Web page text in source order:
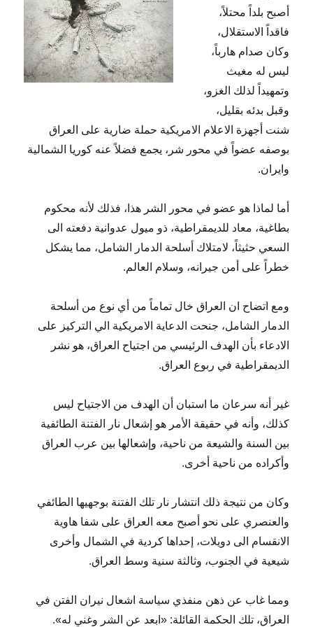
أصبح بلداً محتلاً،
فاقداً الاستقلال،
وكان صدام هارباً،
ليس له مغيث
وتمهيداً لذلك الغزو،
وقبل بدئه بقليل،
شنت أجهزة الاعلام الامريكية حملة ضارية على العراق
بوصفه عضواً في محور شر، يجمع فضلاً عنه كوريا الشمالية
وايران.
أما لماذا هو عضو في محور الشر هذا، فذلك لأنه محكوم
بطاغية، معاد للديمقراطية، ذو ميول عدوانية دفعته الى
السعي حثيثاً، لامتلاك أسلحة الدمار الشامل، مما يشكل
خطراً على أمن جيرانه، وسلام العالم.
ومع اتضاح ان العراق خال تماماً من أي نوع من أسلحة
الدمار الشامل، جنحت الدعاية الامريكية الي التركيز على
الادعاء بأن الهدف الرئيسي من اجتياح العراق، هو نشر
الديمقراطية في ربوع العراق.
غير أنه سرعان ما استبان أن الهدف من الاجتياح ليس
كذلك، وأنه في حقيقة الأمر هو إشعال نار الفتنة الطائفية
بين السنة والشيعة من ناحية، وإشعالها بين عرب العراق
وأكراده من ناحية أخرى.
وكان من نتيجة ذلك انتشار نار تلك الفتنة بوجهيها الطائفي
والعنصري على نحو أصبح معه العراق على شفا هاوية
الانقسام الى دويلات، إحداها كردية في الشمال وأخرى
شيعية في الجنوب، وثالثة سنية وسط العراق.
ومما غاب عن ذهن منفذي سياسة اشعال نيران الفتن في
العراق، تلك الحكمة القائلة: «ابعد عن الشر وغني له».